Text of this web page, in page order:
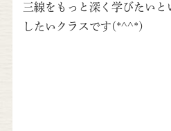
三線をもっと深く学びたい
したいクラスです(*^^*)